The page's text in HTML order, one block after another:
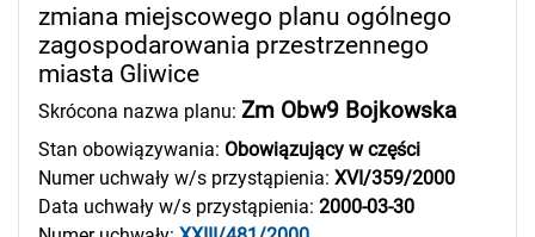
zmiana miejscowego planu ogólnego
zagospodarowania przestrzennego
miasta Gliwice
Skrócona nazwa planu: Zm Obw9 Bojkowska
Stan obowiązywania: Obowiązujący w części
Numer uchwały w/s przystąpienia: XVI/359/2000
Data uchwały w/s przystąpienia: 2000-03-30